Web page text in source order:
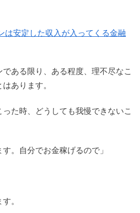
は安定した収入が入ってくる金融
ある限り、ある程度、理不尽なこ
あります。
た時、どうしても我慢できないこ
す。自分でお金稼げるので」
。